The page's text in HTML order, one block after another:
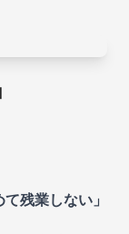
残業しない」